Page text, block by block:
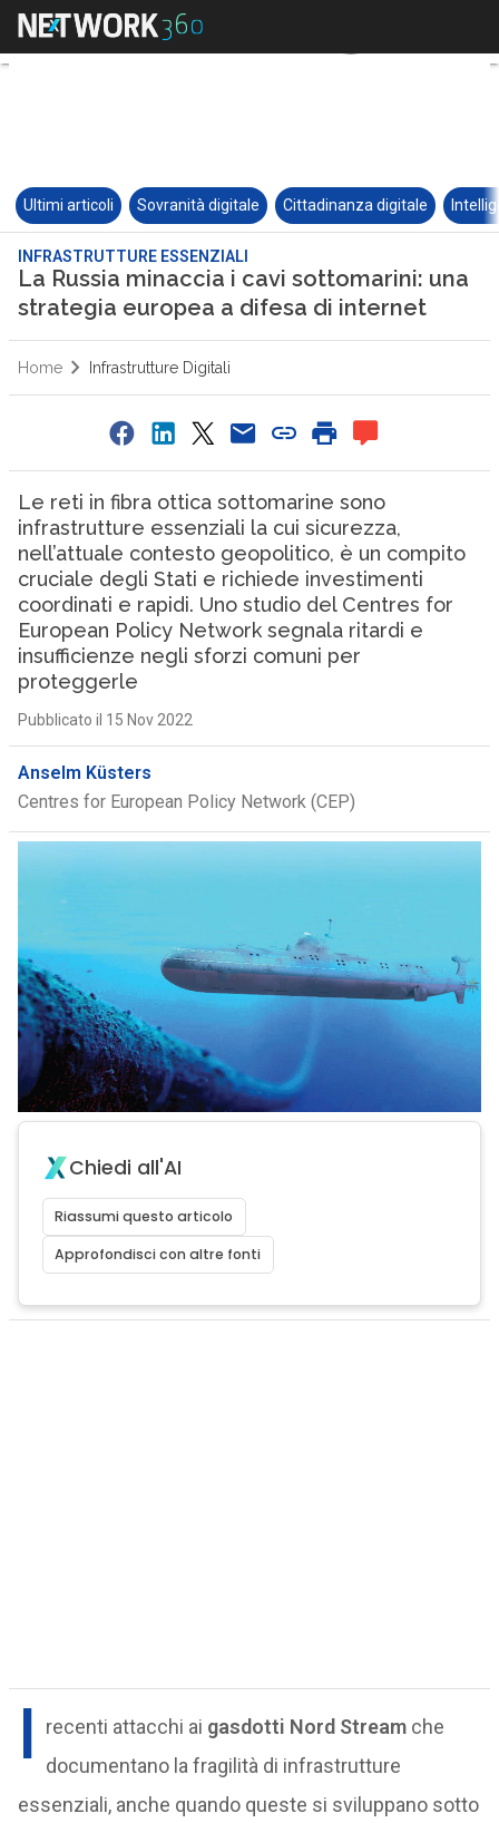
Ultimi articoli Sovranità digitale Cittadinanza digitale
INFRASTRUTTURE ESSENZIALI
La Russia minaccia i cavi sottomarini: una
strategia europea a difesa di internet
Home Infrastrutture Digitali
Le reti in fibra ottica sottomarine sono
infrastrutture essenziali la cui sicurezza,
nell’attuale contesto geopolitico, è un compito
cruciale degli Stati e richiede investimenti
coordinati e rapidi. Uno studio del Centres for
European Policy Network segnala ritardi e
insufficienze negli sforzi comuni per
proteggerle
Pubblicato il 15 Nov 2022
Anselm Küsters
Centres for European Policy Network (CEP)
Chiedi all'AI
Riassumi questo articolo
Approfondisci con altre fonti
I recenti attacchi ai gasdotti Nord Streamche
documentano la fragilità di infrastrutture
essenziali, anche quando queste si sviluppano sotto